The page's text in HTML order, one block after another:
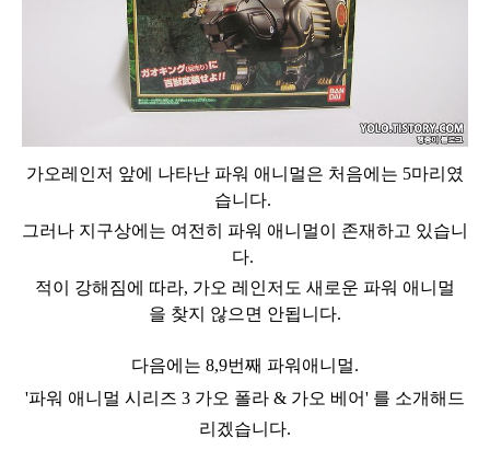
가오레인저 앞에 나타난 파워 애니멀은 처음에는 5마리였
습니다.
그러나 지구상에는 여전히 파워 애니멀이 존재하고 있습니
다.
적이 강해짐에 따라, 가오 레인저도 새로운 파워 애니멀
을 찾지 않으면 안됩니다.
다음에는 8,9번째 파워애니멀.
'파워 애니멀 시리즈 3 가오 폴라 & 가오 베어' 를 소개해드
리겠습니다.